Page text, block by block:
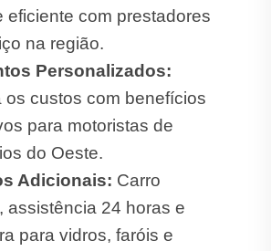
eficiente com prestadores
na região.
Personalizados:
os custos com benefícios
para motoristas de
do Oeste.
Adicionais: Carro
assistência 24 horas e
para vidros, faróis e